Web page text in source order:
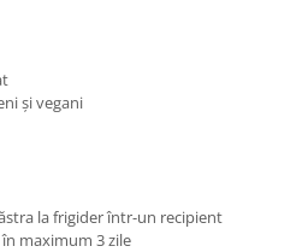
și vegani
la frigider într-un recipient
maximum 3 zile